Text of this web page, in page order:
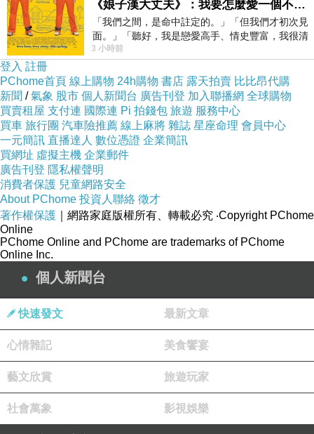
新制度推出後，在網路上引起關注，快速通關的
權益獲得部分用戶支持，但也有人提出對高消費
門檻的疑慮，有網友表示，「每次300元，一年
吃200次，實在太難」「普通家庭聚餐消費根本
不可能達標」；也有人表示，「門市可能需要調
整現場排隊與通關顧客的管理方式。」
【錢都日式涮涮鍋】黑卡會員規範及優惠說明
(2025/1/1起適用)
黑卡會員快速通關券規範
★本券每月可領乙張。
★此券為錢都黑卡會員獨享，使用期限始於每月
第一日、終於每月最後一日，逾期視同失效。
★本票券為提供給錢都黑卡會員之專屬免費優
惠，禁止轉讓。
★此票劵一旦兌換，恕不退還！
如何使用快速通關券？
《娘子漢大丈夫》：我要怎麼愛一個不存在的人？
「我們之間，是命中註定的。」「但我們才初次見
面。」「聽好，我是戀愛高手、情史豐富，我很清
楚這種感覺，你我之間的那種感覺，現
3 小時前
登入 註冊
PChome首頁 線上購物 24h購物 書店 露天拍賣 比比昂代購
新聞 /氣象 股市 個人新聞台 廣告刊登 加入聯播網 全球購物
買賣租屋 支付連 國際連 Pi 拍錢包 旅遊 服務中心
買車 旅行團 汽車險推薦 線上麻將 雜誌 星座命理 會員中心
一元簡訊 直播達人 數位憑證 企業簡訊
買網址 虛擬主機 企業郵件
廣告刊登 隱私權聲明
消費者保護 兒童網路安全
About PChome 投資人聯絡 徵才
著作權保護 ｜網路家庭版權所有、轉載必究 ‧Copyright PChome
Online
PChome Online and PChome are trademarks of PChome
Online Inc.
個人新聞台
快速發文 最新文章
心情雜記 美食饗宴
藝文欣賞 旅遊玩家
社會萬象 影視娛樂